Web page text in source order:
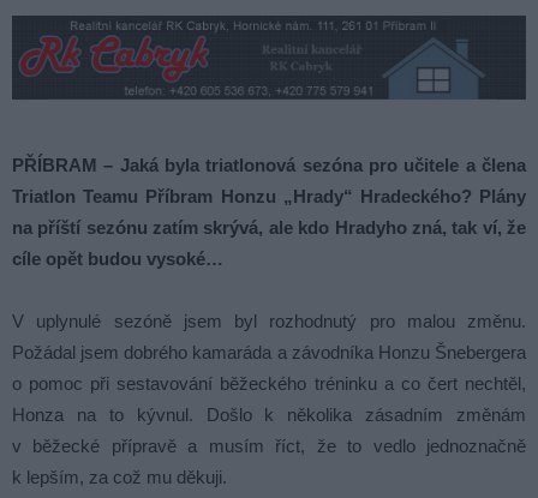
PŘÍBRAM – Jaká byla triatlonová sezóna pro učitele a člena
Triatlon Teamu Příbram Honzu „Hrady“ Hradeckého? Plány
na příští sezónu zatím skrývá, ale kdo Hradyho zná, tak ví, že
cíle opět budou vysoké…
V uplynulé sezóně jsem byl rozhodnutý pro malou změnu.
Požádal jsem dobrého kamaráda a závodníka Honzu Šnebergera
o pomoc při sestavování běžeckého tréninku a co čert nechtěl,
Honza na to kývnul. Došlo k několika zásadním změnám
v běžecké přípravě a musím říct, že to vedlo jednoznačně
k lepším, za což mu děkuji.